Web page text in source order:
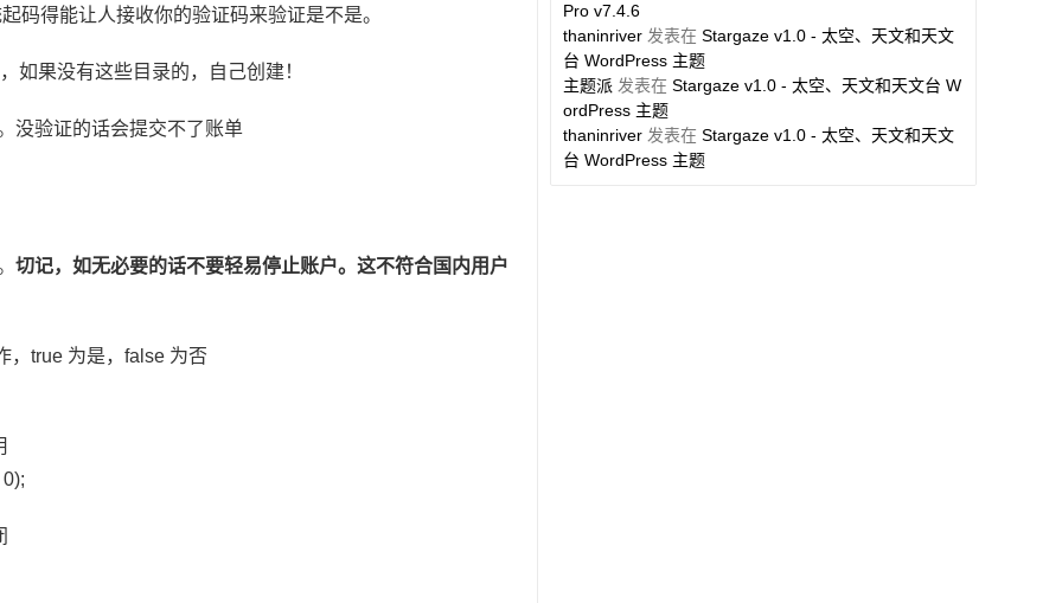
码得能让人接收你的验证码来验证是不是。
如果没有这些目录的，自己创建！
没验证的话会提交不了账单
切记，如无必要的话不要轻易停止账户。这不符合国内用户
，true 为是，false 为否
Pro v7.4.6
thaninriver 发表在 Stargaze v1.0 - 太空、天文和天文
台 WordPress 主题
主题派 发表在 Stargaze v1.0 - 太空、天文和天文台 W
ordPress 主题
thaninriver 发表在 Stargaze v1.0 - 太空、天文和天文
台 WordPress 主题